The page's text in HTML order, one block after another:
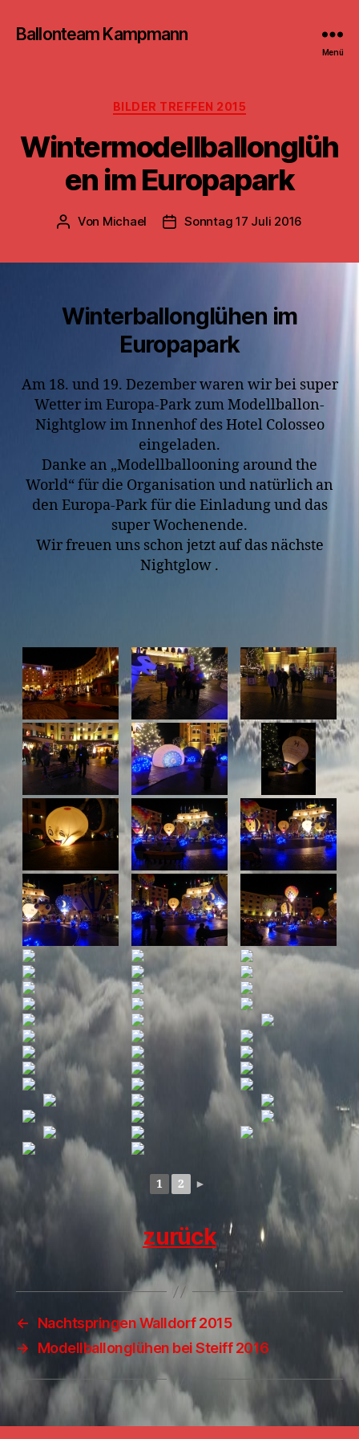
Ballonteam Kampmann
Menü
Kategorien
BILDER TREFFEN 2015
Wintermodellballonglüh
en im Europapark
Beitragsautor
Von Michael Beitragsdatum
Sonntag 17 Juli 2016
Winterballonglühen im
Europapark
Am 18. und 19. Dezember waren wir bei super
Wetter im Europa-Park zum Modellballon-
Nightglow im Innenhof des Hotel Colosseo
eingeladen.
Danke an „Modellballooning around the
World“ für die Organisation und natürlich an
den Europa-Park für die Einladung und das
super Wochenende.
Wir freuen uns schon jetzt auf das nächste
Nightglow .
1 2 ►
zurück
←
Nachtspringen Walldorf 2015
→
Modellballonglühen bei Steiff 2016